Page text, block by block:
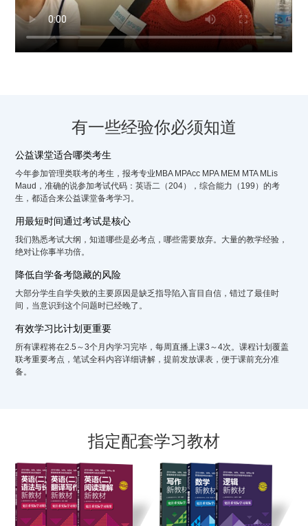
有一些经验你必须知道
公益课堂适合哪类考生
今年参加管理类联考的考生，报考专业MBA MPAcc MPA MEM MTA MLis
Maud，准确的说参加考试代码：英语二（204），综合能力（199）的考
生，都适合来公益课堂备考学习。
用最短时间通过考试是核心
我们熟悉考试大纲，知道哪些是必考点，哪些需要放弃。大量的教学经验，
绝对让你事半功倍。
降低自学备考隐藏的风险
大部分学生自学失败的主要原因是缺乏指导陷入盲目自信，错过了最佳时
间，当意识到这个问题时已经晚了。
有效学习比计划更重要
所有课程将在2.5～3个月内学习完毕，每周直播上课3～4次。课程计划覆盖
联考重要考点，笔试全科内容详细讲解，提前发放课表，便于课前充分准
备。
指定配套学习教材